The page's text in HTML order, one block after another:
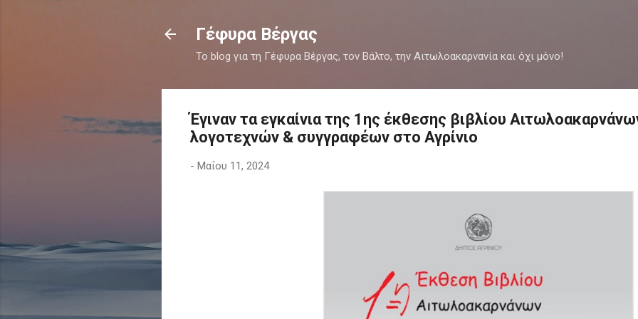
Γέφυρα Βέργας
Το blog για τη Γέφυρα Βέργας, τον Βάλτο, την Αιτωλοακαρνανία και όχι μόνο!
Έγιναν τα εγκαίνια της 1ης έκθεσης βιβλίου
λογοτεχνών & συγγραφέων στο Αγρίνιο
- Μαΐου 11, 2024